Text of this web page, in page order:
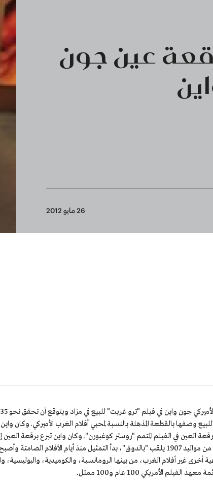
عين جون
26 مايو 2012
وصفها بالقطعة المذهلة بالنسبة لمحبي أفلام الغرب الأميركي. وكان
عام 1969 وعاد ووضع رقعة العين في الفيلم المتمم "روستر كوغبورن". وكان واين تبرع برقعة
السيمفونية في كاليفورنيا عام 1975، وجون واين من مواليد 1907 يلقب "بالدوق"، بدأ التمثيل منذ أيام
أخرى غير أفلام الغرب، من بينها الرومانسية، والكوميدية، والبوليسية،